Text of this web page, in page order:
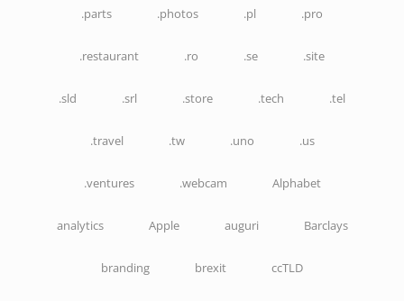
.parts .photos .pl .pro
.restaurant .ro .se .site
.sld .srl .store .tech .tel
.travel .tw .uno .us
.ventures .webcam Alphabet
analytics Apple auguri Barclays
branding brexit ccTLD